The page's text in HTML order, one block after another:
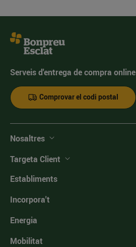
Serveis d'entrega de compra online
Comprovar el codi postal
Nosaltres
Targeta Client
Establiments
Incorpora't
Energia
Mobilitat